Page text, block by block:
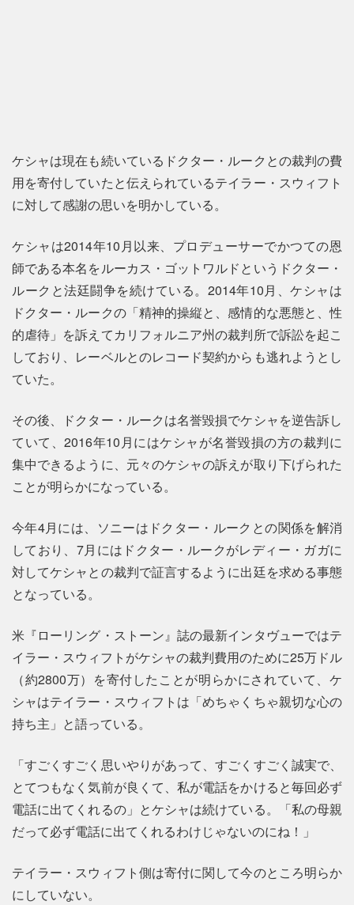
ケシャは現在も続いているドクター・ルークとの裁判の費
用を寄付していたと伝えられているテイラー・スウィフト
に対して感謝の思いを明かしている。
ケシャは2014年10月以来、プロデューサーでかつての恩
師である本名をルーカス・ゴットワルドというドクター・
ルークと法廷闘争を続けている。2014年10月、ケシャは
ドクター・ルークの「精神的操縦と、感情的な悪態と、性
的虐待」を訴えてカリフォルニア州の裁判所で訴訟を起こ
しており、レーベルとのレコード契約からも逃れようとし
ていた。
その後、ドクター・ルークは名誉毀損でケシャを逆告訴し
ていて、2016年10月にはケシャが名誉毀損の方の裁判に
集中できるように、元々のケシャの訴えが取り下げられた
ことが明らかになっている。
今年4月には、ソニーはドクター・ルークとの関係を解消
しており、7月にはドクター・ルークがレディー・ガガに
対してケシャとの裁判で証言するように出廷を求める事態
となっている。
米『ローリング・ストーン』誌の最新インタヴューではテ
イラー・スウィフトがケシャの裁判費用のために25万ドル
（約2800万）を寄付したことが明らかにされていて、ケ
シャはテイラー・スウィフトは「めちゃくちゃ親切な心の
持ち主」と語っている。
「すごくすごく思いやりがあって、すごくすごく誠実で、
とてつもなく気前が良くて、私が電話をかけると毎回必ず
電話に出てくれるの」とケシャは続けている。「私の母親
だって必ず電話に出てくれるわけじゃないのにね！」
テイラー・スウィフト側は寄付に関して今のところ明らか
にしていない。